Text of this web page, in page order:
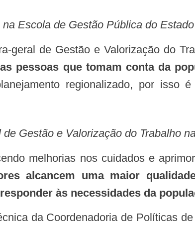
na Escola de Gestão Pública do
geral de Gestão e Valorização do
pessoas que tomam conta da
regionalizado, por
de Gestão e Valorização do Trabalho
melhorias nos cuidados e
alcancem uma maior
às necessidades da